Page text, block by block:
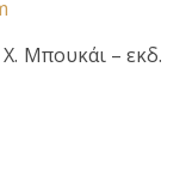
Μπουκάι – εκδ.